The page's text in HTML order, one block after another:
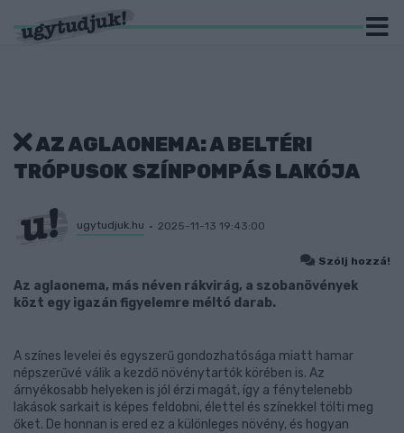
AZ AGLAONEMA: A BELTÉRI
TRÓPUSOK SZÍNPOMPÁS LAKÓJA
ugytudjuk.hu 2025-11-13 19:43:00
Szólj hozzá!
Az aglaonema, más néven rákvirág, a szobanövények
közt egy igazán figyelemre méltó darab.
A színes levelei és egyszerű gondozhatósága miatt hamar
népszerűvé válik a kezdő növénytartók körében is. Az
árnyékosabb helyeken is jól érzi magát, így a fénytelenebb
lakások sarkait is képes feldobni, élettel és színekkel tölti meg
őket. De honnan is ered ez a különleges növény, és hogyan